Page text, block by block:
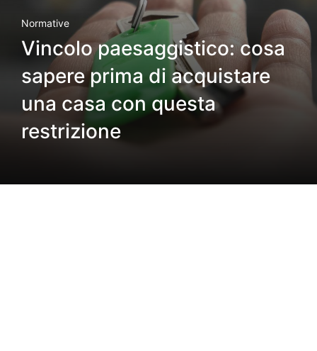
Normative
Vincolo paesaggistico: cosa
sapere prima di acquistare
una casa con questa
restrizione